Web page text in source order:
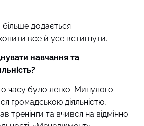
додається
все й усе встигнути.
навчання та
часу було легко. Минулого
громадською діяльністю,
тренінги та вчився на відмінно.